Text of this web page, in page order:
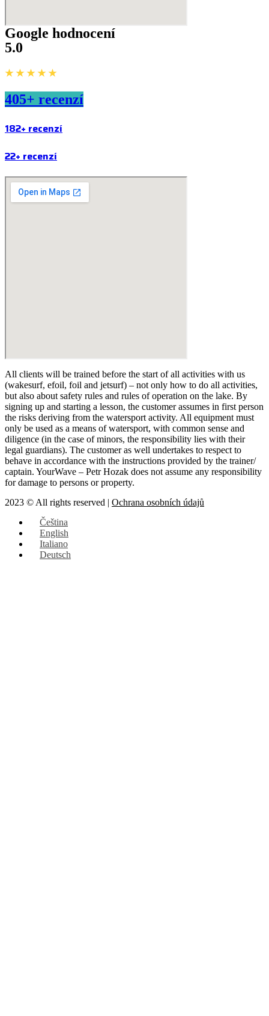
Google hodnocení
5.0
★ ★ ★ ★ ★
405+ recenzí
182+ recenzí
22+ recenzí
All clients will be trained before the start of all activities with us
(wakesurf, efoil, foil and jetsurf) – not only how to do all activities,
but also about safety rules and rules of operation on the lake. By
signing up and starting a lesson, the customer assumes in first person
the risks deriving from the watersport activity. All equipment must
only be used as a means of watersport, with common sense and
diligence (in the case of minors, the responsibility lies with their
legal guardians). The customer as well undertakes to respect to
behave in accordance with the instructions provided by the trainer/
captain. YourWave – Petr Hozak does not assume any responsibility
for damage to persons or property.
2023 © All rights reserved | Ochrana osobních údajů
Čeština
English
Italiano
Deutsch